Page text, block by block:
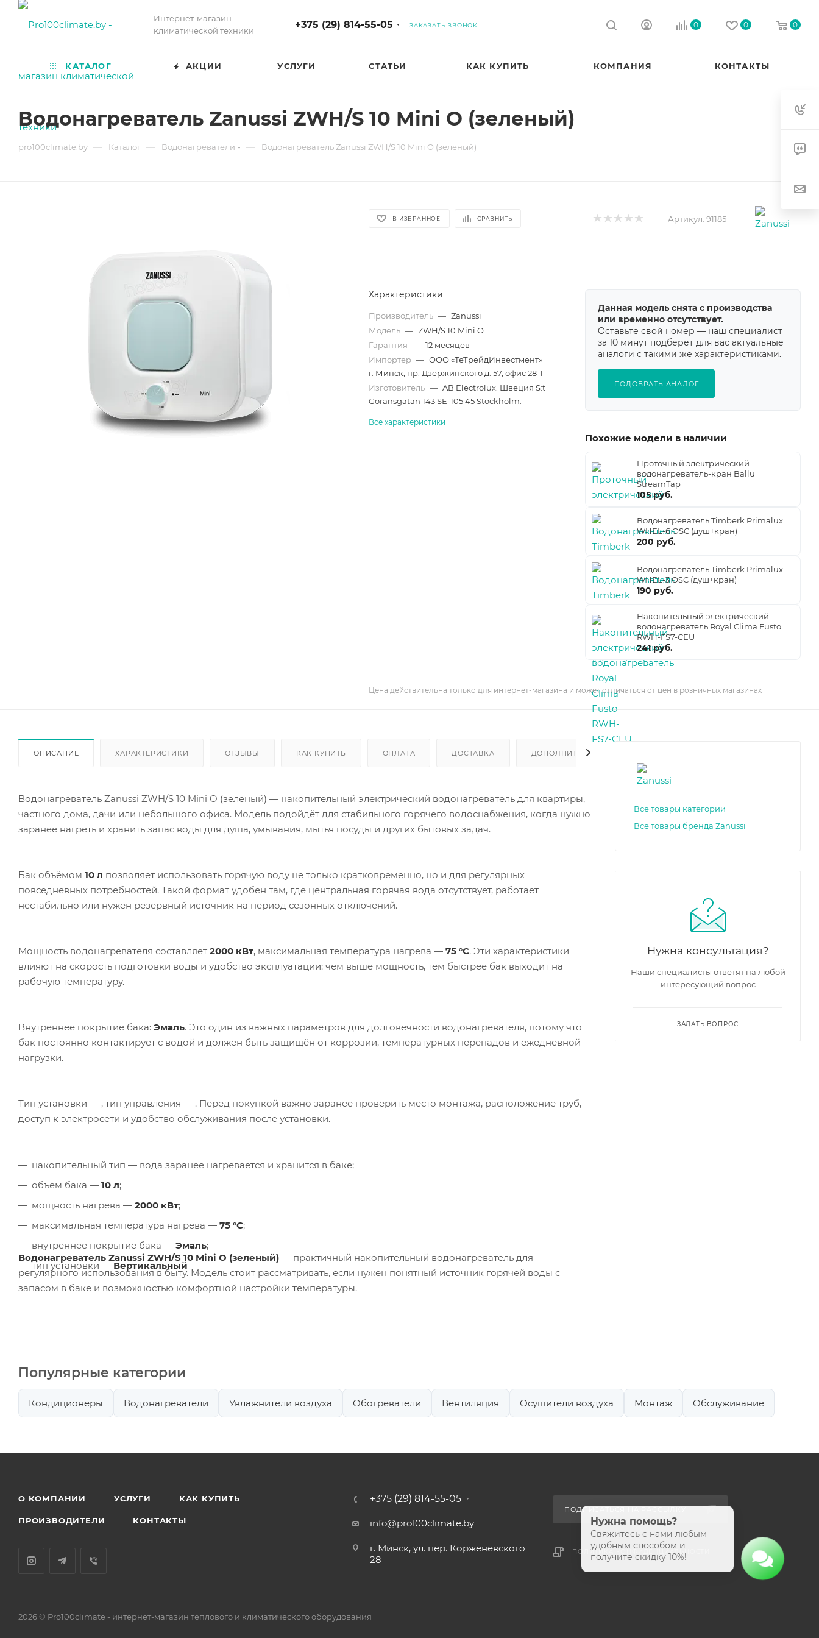
Интернет-магазин
климатической техники
+375 (29) 814-55-05 ЗАКАЗАТЬ ЗВОНОК 0 0 0
КАТАЛОГ АКЦИИ УСЛУГИ СТАТЬИ КАК КУПИТЬ КОМПАНИЯ КОНТАКТЫ
Водонагреватель Zanussi ZWH/S 10 Mini O (зеленый)
pro100climate.by — Каталог — Водонагреватели — Водонагреватель Zanussi ZWH/S 10 Mini O (зеленый)
В ИЗБРАННОЕ СРАВНИТЬ Артикул: 91185
Характеристики
Производитель — Zanussi
Модель — ZWH/S 10 Mini O
Гарантия — 12 месяцев
Импортер — ООО «ТеТрейдИнвестмент»
г. Минск, пр. Дзержинского д. 57, офис 28-1
Изготовитель — AB Electrolux. Швеция S:t
Goransgatan 143 SE-105 45 Stockholm.
Все характеристики
Данная модель снята с производства
или временно отсутствует.
Оставьте свой номер — наш специалист
за 10 минут подберет для вас актуальные
аналоги с такими же характеристиками.
ПОДОБРАТЬ АНАЛОГ
Похожие модели в наличии
Проточный электрический
водонагреватель-кран Ballu
StreamTap
105 руб.
Водонагреватель Timberk Primalux
WHEL-6 OSC (душ+кран)
200 руб.
Водонагреватель Timberk Primalux
WHEL-3 OSC (душ+кран)
190 руб.
Накопительный электрический
водонагреватель Royal Clima Fusto
RWH-FS7-CEU
241 руб.
Цена действительна только для интернет-магазина и может отличаться от цен в розничных магазинах
ОПИСАНИЕ ХАРАКТЕРИСТИКИ ОТЗЫВЫ КАК КУПИТЬ ОПЛАТА ДОСТАВКА ДОПОЛНИТЕЛЬНО
Водонагреватель Zanussi ZWH/S 10 Mini O (зеленый) — накопительный электрический водонагреватель для квартиры,
частного дома, дачи или небольшого офиса. Модель подойдёт для стабильного горячего водоснабжения, когда нужно
заранее нагреть и хранить запас воды для душа, умывания, мытья посуды и других бытовых задач.
Бак объёмом 10 л позволяет использовать горячую воду не только кратковременно, но и для регулярных
повседневных потребностей. Такой формат удобен там, где центральная горячая вода отсутствует, работает
нестабильно или нужен резервный источник на период сезонных отключений.
Мощность водонагревателя составляет 2000 кВт, максимальная температура нагрева — 75 °C. Эти характеристики
влияют на скорость подготовки воды и удобство эксплуатации: чем выше мощность, тем быстрее бак выходит на
рабочую температуру.
Внутреннее покрытие бака: Эмаль. Это один из важных параметров для долговечности водонагревателя, потому что
бак постоянно контактирует с водой и должен быть защищён от коррозии, температурных перепадов и ежедневной
нагрузки.
Тип установки — , тип управления — . Перед покупкой важно заранее проверить место монтажа, расположение труб,
доступ к электросети и удобство обслуживания после установки.
накопительный тип — вода заранее нагревается и хранится в баке;
объём бака — 10 л;
мощность нагрева —
2000 кВт;
максимальная температура нагрева —
75 °C;
внутреннее покрытие бака — Эмаль;
тип установки — Вертикальный
Водонагреватель Zanussi ZWH/S 10 Mini O (зеленый) — практичный накопительный водонагреватель для
регулярного использования в быту. Модель стоит рассматривать, если нужен понятный источник горячей воды с
запасом в баке и возможностью комфортной настройки температуры.
Все товары категории
Все товары бренда Zanussi
Нужна консультация?
Наши специалисты ответят на любой
интересующий вопрос
ЗАДАТЬ ВОПРОС
Популярные категории
Кондиционеры Водонагреватели Увлажнители воздуха Обогреватели Вентиляция Осушители воздуха Монтаж Обслуживание
О КОМПАНИИ УСЛУГИ КАК КУПИТЬ
ПРОИЗВОДИТЕЛИ КОНТАКТЫ
+375 (29) 814-55-05
info@pro100climate.by
г. Минск, ул. пер. Корженевского
28
ПОДПИСАТЬСЯ НА РАССЫЛКУ
ПОЛИТИКА КОНФИДЕНЦИАЛЬНОСТИ
2026 © Pro100climate - интернет-магазин теплового и климатического оборудования
Нужна помощь?
Свяжитесь с нами любым
удобным способом и
получите скидку 10%!